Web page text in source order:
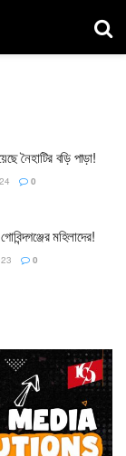
নৈহাটির বড়ি পাড়া!
0
মহিলাদের!
0